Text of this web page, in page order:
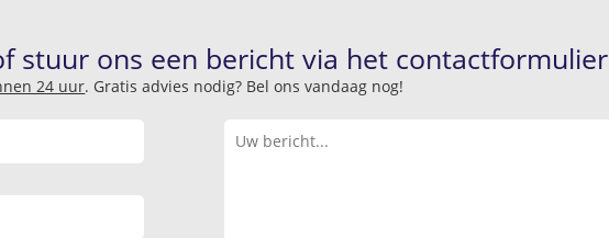
stuur ons een bericht via het
24 uur. Gratis advies nodig? Bel ons vandaag nog!